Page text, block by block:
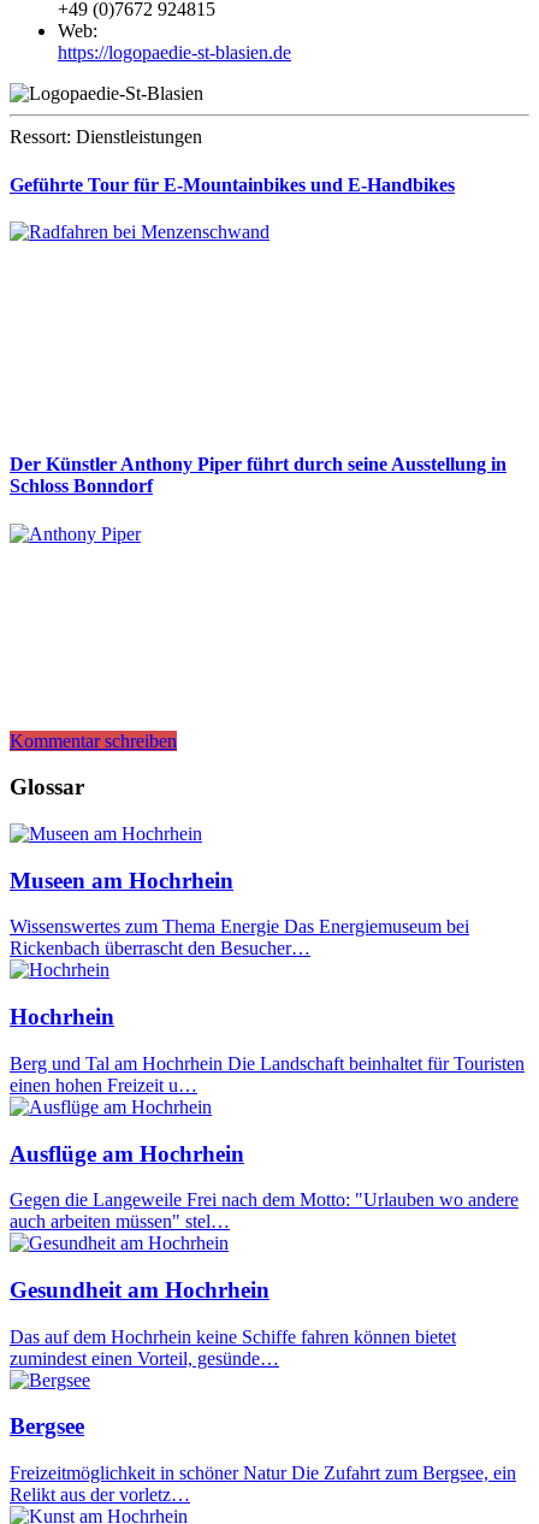
+49 (0)7672 924815
Web:
https://logopaedie-st-blasien.de
Ressort: Dienstleistungen
Geführte Tour für E-Mountainbikes und E-Handbikes
Der Künstler Anthony Piper führt durch seine Ausstellung in
Schloss Bonndorf
Kommentar schreiben
Glossar
Museen am Hochrhein
Wissenswertes zum Thema Energie Das Energiemuseum bei
Rickenbach überrascht den Besucher…
Hochrhein
Berg und Tal am Hochrhein Die Landschaft beinhaltet für Touristen
einen hohen Freizeit u…
Ausflüge am Hochrhein
Gegen die Langeweile Frei nach dem Motto: "Urlauben wo andere
auch arbeiten müssen" stel…
Gesundheit am Hochrhein
Das auf dem Hochrhein keine Schiffe fahren können bietet
zumindest einen Vorteil, gesünde…
Bergsee
Freizeitmöglichkeit in schöner Natur Die Zufahrt zum Bergsee, ein
Relikt aus der vorletz…